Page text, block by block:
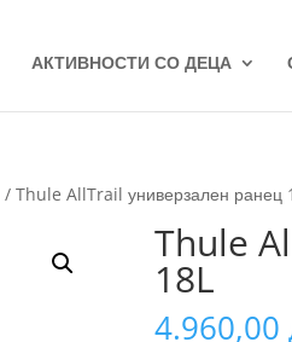
АКТИВНОСТИ СО ДЕЦА
/ Thule AllTrail универзален ранец
Thule
18L
4.960,00